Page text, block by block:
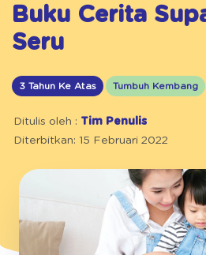
Buku Cerita
Seru
3 Tahun Ke Atas Tumbuh Kembang
Ditulis oleh : Tim Penulis
Diterbitkan: 15 Februari 2022